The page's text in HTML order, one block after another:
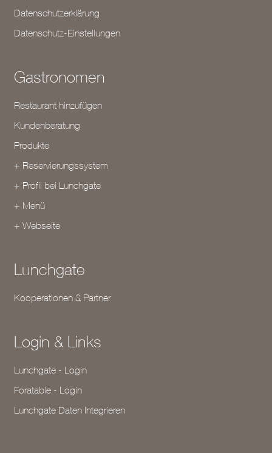
Datenschutzerklärung
Datenschutz-Einstellungen
Gastronomen
Restaurant hinzufügen
Kundenberatung
Produkte
+ Reservierungssystem
+ Profil bei Lunchgate
+ Menü
+ Webseite
Lunchgate
Kooperationen & Partner
Login & Links
Lunchgate - Login
Foratable - Login
Lunchgate Daten Integrieren